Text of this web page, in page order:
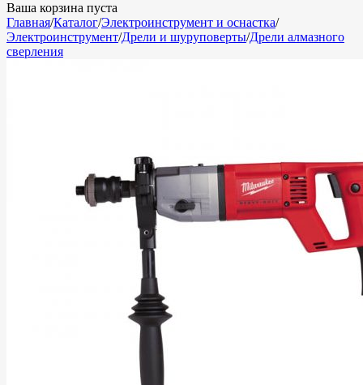
Ваша корзина пуста
Главная/Каталог/Электроинструмент и оснастка/
Электроинструмент/Дрели и шуруповерты/Дрели алмазного
сверления